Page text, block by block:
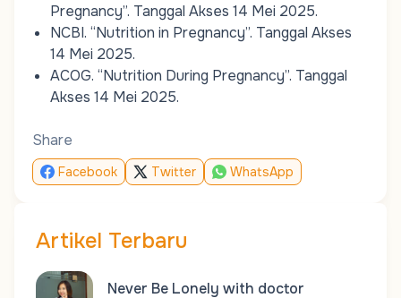
Pregnancy”. Tanggal Akses 14 Mei 2025.
NCBI. “Nutrition in Pregnancy”. Tanggal Akses
14 Mei 2025.
ACOG. “Nutrition During Pregnancy”. Tanggal
Akses 14 Mei 2025.
Share
Facebook Twitter WhatsApp
Artikel Terbaru
Never Be Lonely with doctor